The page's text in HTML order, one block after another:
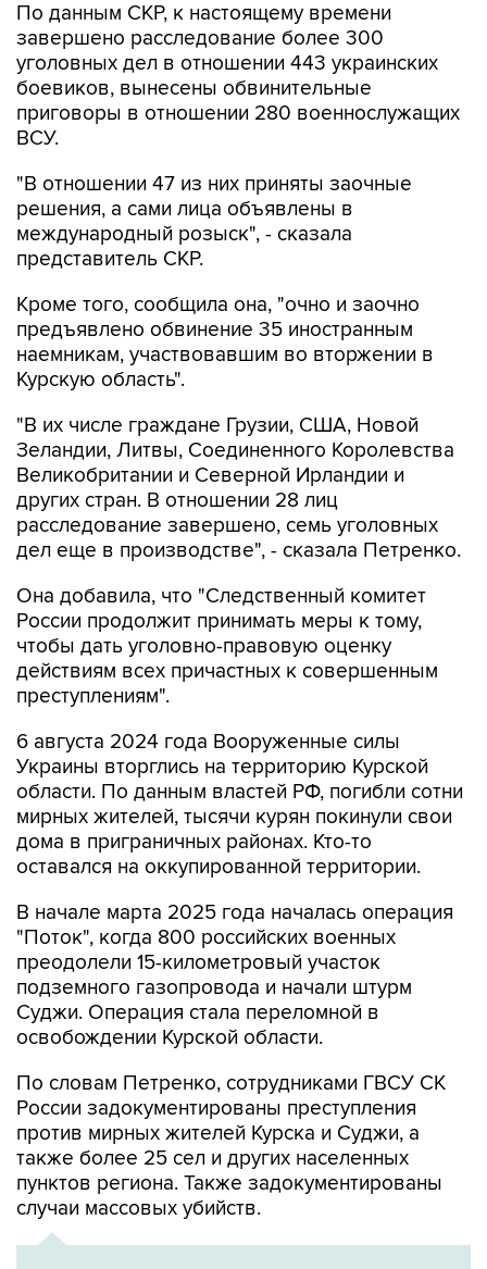
По данным СКР, к настоящему времени
завершено расследование более 300
уголовных дел в отношении 443 украинских
боевиков, вынесены обвинительные
приговоры в отношении 280 военнослужащих
ВСУ.
"В отношении 47 из них приняты заочные
решения, а сами лица объявлены в
международный розыск", - сказала
представитель СКР.
Кроме того, сообщила она, "очно и заочно
предъявлено обвинение 35 иностранным
наемникам, участвовавшим во вторжении в
Курскую область".
"В их числе граждане Грузии, США, Новой
Зеландии, Литвы, Соединенного Королевства
Великобритании и Северной Ирландии и
других стран. В отношении 28 лиц
расследование завершено, семь уголовных
дел еще в производстве", - сказала Петренко.
Она добавила, что "Cледственный комитет
России продолжит принимать меры к тому,
чтобы дать уголовно-правовую оценку
действиям всех причастных к совершенным
преступлениям".
6 августа 2024 года Вооруженные силы
Украины вторглись на территорию Курской
области. По данным властей РФ, погибли сотни
мирных жителей, тысячи курян покинули свои
дома в приграничных районах. Кто-то
оставался на оккупированной территории.
В начале марта 2025 года началась операция
"Поток", когда 800 российских военных
преодолели 15-километровый участок
подземного газопровода и начали штурм
Суджи. Операция стала переломной в
освобождении Курской области.
По словам Петренко, сотрудниками ГВСУ СК
России задокументированы преступления
против мирных жителей Курска и Суджи, а
также более 25 сел и других населенных
пунктов региона. Также задокументированы
случаи массовых убийств.